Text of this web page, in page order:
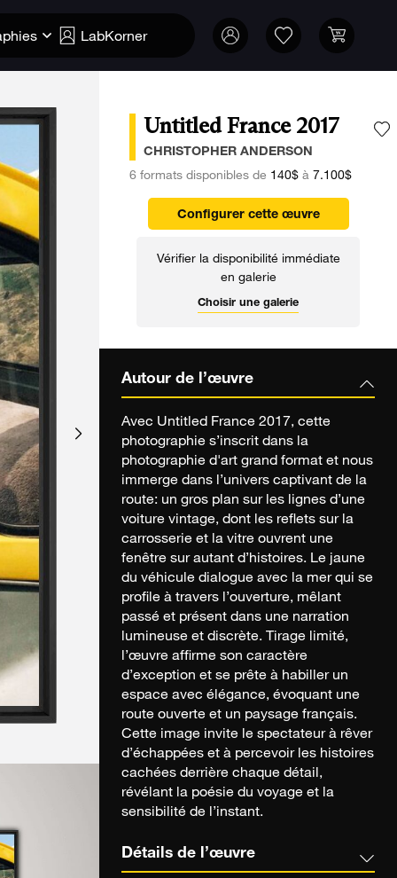
LabKorner
Untitled France 2017
CHRISTOPHER ANDERSON
6 formats disponibles de 140$à 7.100$
Configurer cette œuvre
Vérifier la disponibilité immédiate
en galerie
Choisir une galerie
Autour de l’œuvre
Avec Untitled France 2017, cette
photographie s’inscrit dans la
photographie d'art grand format et nous
immerge dans l’univers captivant de la
route: un gros plan sur les lignes d’une
voiture vintage, dont les reflets sur la
carrosserie et la vitre ouvrent une
fenêtre sur autant d’histoires. Le jaune
du véhicule dialogue avec la mer qui se
profile à travers l’ouverture, mêlant
passé et présent dans une narration
lumineuse et discrète. Tirage limité,
l’œuvre affirme son caractère
d’exception et se prête à habiller un
espace avec élégance, évoquant une
route ouverte et un paysage français.
Cette image invite le spectateur à rêver
d’échappées et à percevoir les histoires
cachées derrière chaque détail,
révélant la poésie du voyage et la
sensibilité de l’instant.
Détails de l’œuvre